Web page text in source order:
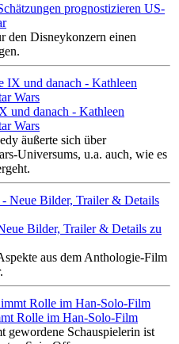
prognostizieren US-
den Disneykonzern einen
und danach - Kathleen
Wars
äußerte sich über
Universums, u.a. auch, wie es
Bilder, Trailer & Details zu
aus dem Anthologie-Film
Rolle im Han-Solo-Film
gewordene Schauspielerin ist